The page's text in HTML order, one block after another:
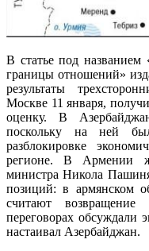
В статье под
границы отношений»
результаты
Москве 11 января,
оценку. В
поскольку на ней
разблокировке
регионе. В Армении
министра Никола
позиций: в армянском
считают
переговорах обсуждали
настаивал Азербайджан.